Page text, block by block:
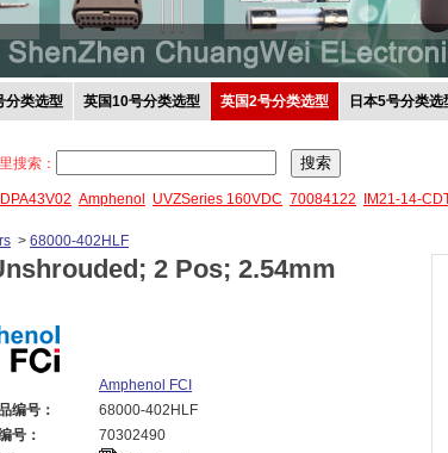
分类选型 英国10号分类选型 英国2号分类选型 日本5号分类选
搜索：
Amphenol UVZSeries 160VDC 70084122 IM21-14-
> 68000-402HLF
2 Pos; 2.54mm
Amphenol FCI
编号：
68000-402HLF
号：
70302490